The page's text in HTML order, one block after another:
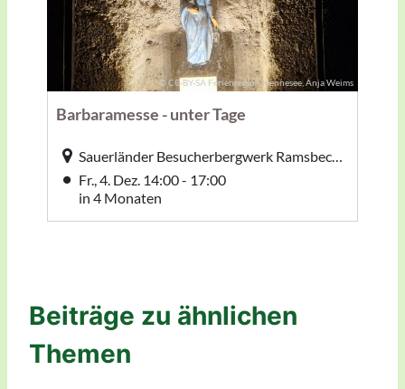
Beiträge zu ähnlichen
Themen